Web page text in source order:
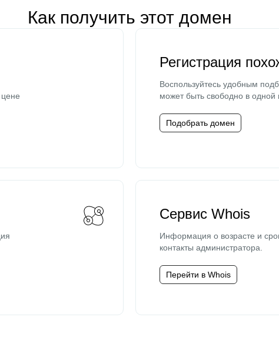
Как получить этот домен
Регистрация
Воспользуйтесь удобным
может быть свободно в одной
Подобрать домен
Сервис Whois
Информация о возрасте и
контакты администратора.
Перейти в Whois